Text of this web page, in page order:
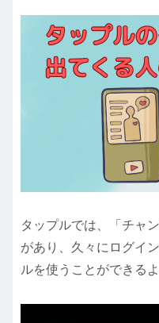
タップルでは、「チャ
があり、久々にログイ
ルを使うことができる